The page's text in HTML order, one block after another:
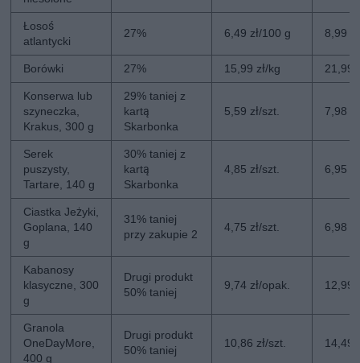
Łosoś
atlantycki
27% 6,49 zł/100 g 8,99
Borówki 27% 15,99 zł/kg 21,99
Konserwa lub
szyneczka,
Krakus, 300 g
29% taniej z
kartą
Skarbonka
5,59 zł/szt. 7,98
Serek
puszysty,
Tartare, 140 g
30% taniej z
kartą
Skarbonka
4,85 zł/szt. 6,95
Ciastka Jeżyki,
Goplana, 140
g
31% taniej
przy zakupie 2
4,75 zł/szt. 6,98
Kabanosy
klasyczne, 300
g
Drugi produkt
50% taniej
9,74 zł/opak. 12,99
Granola
OneDayMore,
400 g
Drugi produkt
50% taniej
10,86 zł/szt. 14,49